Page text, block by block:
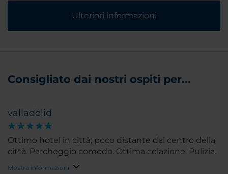
Ulteriori informazioni
Consigliato dai nostri ospiti per...
valladolid
Ottimo hotel in città; poco distante dal centro della
città. Parcheggio comodo. Ottima colazione. Pulizia.
Mostra informazioni